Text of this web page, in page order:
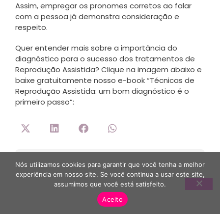
Assim, empregar os pronomes corretos ao falar
com a pessoa já demonstra consideração e
respeito.
Quer entender mais sobre a importância do
diagnóstico para o sucesso dos tratamentos de
Reprodução Assistida? Clique na imagem abaixo e
baixe gratuitamente nosso e-book “Técnicas de
Reprodução Assistida: um bom diagnóstico é o
primeiro passo”:
Nós utilizamos cookies para garantir que você tenha a melhor
experiência em nosso site. Se você continua a usar este site,
assumimos que você está satisfeito.
Aceito